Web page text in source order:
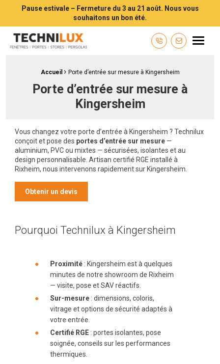
Pause estivale – Fermeture du 3 au 21 août. Nous vous
souhaitons un bon été.
Technilux TECHNILUX votre installateur de fenêtres, volets, portes
Contactez-
Menu
Fil d'Ariane :
Accueil › Porte d’entrée sur mesure à Kingersheim
Porte d’entrée sur mesure à
Kingersheim
Vous changez votre porte d’entrée à Kingersheim ? Technilux
conçoit et pose des portes d’entrée sur mesure —
aluminium, PVC ou mixtes — sécurisées, isolantes et au
design personnalisable. Artisan certifié RGE installé à
Rixheim, nous intervenons rapidement sur Kingersheim.
Obtenir un devis
Pourquoi Technilux à Kingersheim
Proximité : Kingersheim est à quelques
minutes de notre showroom de Rixheim
— visite, pose et SAV réactifs.
Sur-mesure : dimensions, coloris,
vitrage et options de sécurité adaptés à
votre entrée.
Certifié RGE : portes isolantes, pose
soignée, conseils sur les performances
thermiques.